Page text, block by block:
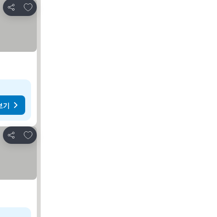
공유
즐겨찾기에 추가
기
공유
즐겨찾기에 추가